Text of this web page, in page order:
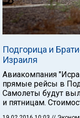
Подгорица и
Израиля
Авиакомпания
прямые рейсы в
Самолеты будут
и пятницам.